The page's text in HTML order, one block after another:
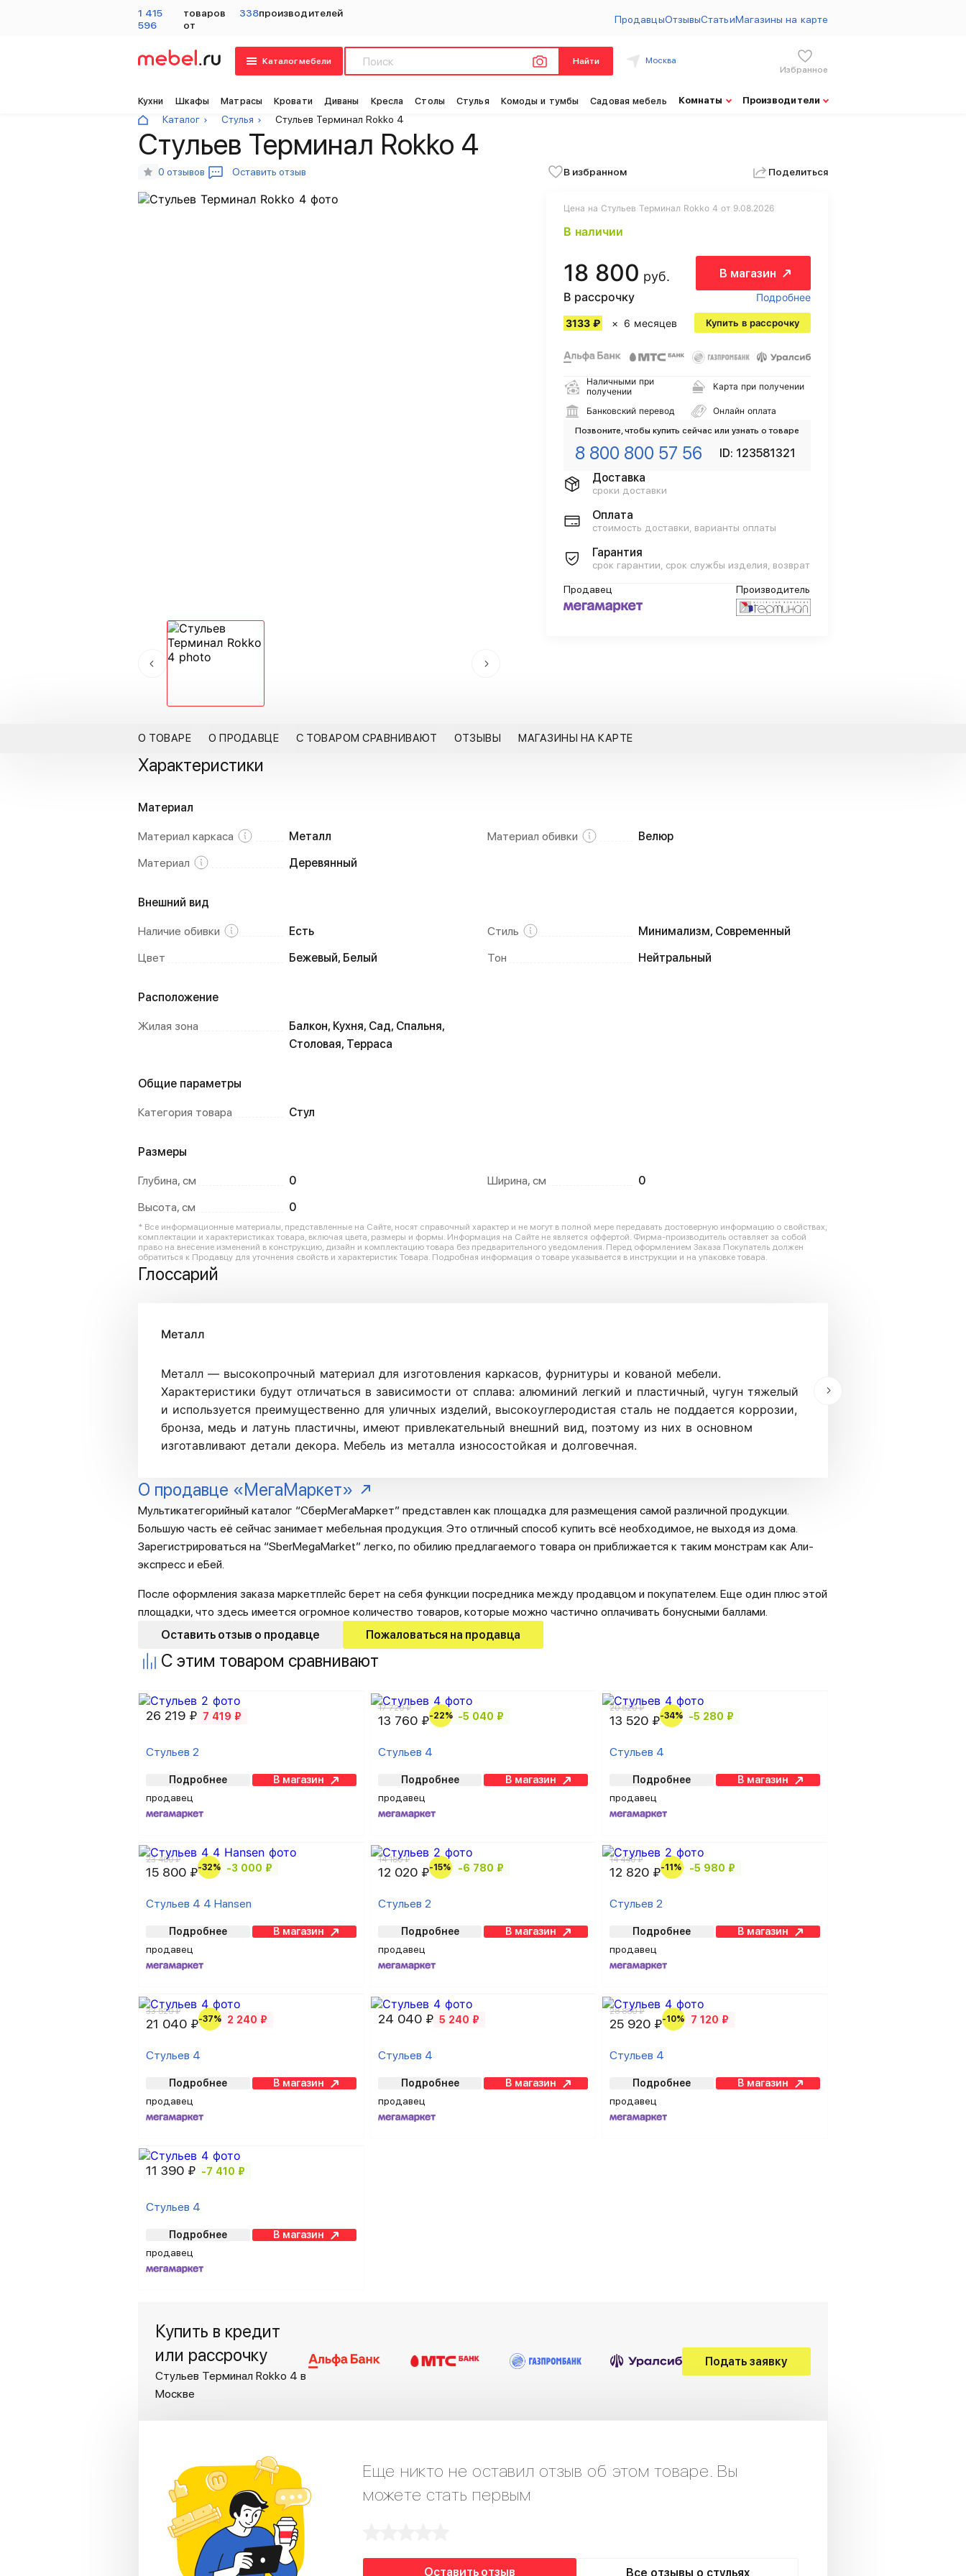
1 415
596
товаров
от
338производителей
ПродавцыОтзывыСтатьиМагазины на карте
Каталог мебели Найти
Москва
Избранное
Кухни Шкафы Матрасы Кровати Диваны Кресла Столы Стулья Комоды и тумбы Садовая мебель Комнаты Производители
Каталог Стулья Стульев Терминал Rokko 4
Стульев Терминал Rokko 4
0 отзывов Оставить отзыв В избранном Поделиться
Цена на Стульев Терминал Rokko 4 от 9.08.2026
В наличии
18 800 руб. В магазин
В рассрочку Подробнее
3133 ₽ 6 месяцев Купить в рассрочку
Наличными при
получении
Карта при получении
Банковский перевод Онлайн оплата
Позвоните, чтобы купить сейчас или узнать о товаре
8 800 800 57 56
ID: 123581321
Доставка
сроки доставки
Оплата
стоимость доставки, варианты оплаты
Гарантия
срок гарантии, срок службы изделия, возврат
Продавец Производитель
О ТОВАРЕ О ПРОДАВЦЕ С ТОВАРОМ СРАВНИВАЮТ ОТЗЫВЫ МАГАЗИНЫ НА КАРТЕ
Характеристики
Материал
Материал каркаса Металл Материал обивки
Велюр
Материал
Деревянный
Внешний вид
Наличие обивки Есть Стиль
Минимализм, Современный
Цвет
Бежевый, Белый Тон Нейтральный
Расположение
Жилая зона
Балкон, Кухня, Сад, Спальня,
Столовая, Терраса
Общие параметры
Категория товара Стул
Размеры
Глубина, см 0 Ширина, см
0
Высота, см
0
* Все информационные материалы, представленные на Сайте, носят справочный характер и не могут в полной мере передавать достоверную информацию о свойствах,
комплектации и характеристиках товара, включая цвета, размеры и формы. Информация на Сайте не является оффертой. Фирма-производитель оставляет за собой
право на внесение изменений в конструкцию, дизайн и комплектацию товара без предварительного уведомления. Перед оформлением Заказа Покупатель должен
обратиться к Продавцу для уточнения свойств и характеристик Товара. Подробная информация о товаре указывается в инструкции и на упаковке товара.
Глоссарий
Металл
Металл — высокопрочный материал для изготовления каркасов, фурнитуры и кованой мебели.
Характеристики будут отличаться в зависимости от сплава: алюминий легкий и пластичный, чугун тяжелый
и используется преимущественно для уличных изделий, высокоуглеродистая сталь не поддается коррозии,
бронза, медь и латунь пластичны, имеют привлекательный внешний вид, поэтому из них в основном
изготавливают детали декора. Мебель из металла износостойкая и долговечная.
О продавце «МегаМаркет»
Оставить отзыв о продавце Пожаловаться на продавца
Мультикатегорийный каталог “СберМегаМаркет” представлен как площадка для размещения самой различной продукции.
Большую часть её сейчас занимает мебельная продукция. Это отличный способ купить всё необходимое, не выходя из дома.
Зарегистрироваться на “SberMegaMarket” легко, по обилию предлагаемого товара он приближается к таким монстрам как Али-
экспресс и еБей.
После оформления заказа маркетплейс берет на себя функции посредника между продавцом и покупателем. Еще один плюс этой
площадки, что здесь имеется огромное количество товаров, которые можно частично оплачивать бонусными баллами.
С этим товаром сравнивают
26 219 ₽ 7 419 ₽
Стульев 2
Подробнее
В магазин
продавец
17 720 ₽
13 760 ₽-22% -5 040 ₽
Стульев 4
Подробнее
В магазин
продавец
20 520 ₽
13 520 ₽-34% -5 280 ₽
Стульев 4
Подробнее
В магазин
продавец
23 400 ₽
15 800 ₽-32% -3 000 ₽
Стульев 4 4 Hansen
Подробнее
В магазин
продавец
14 180 ₽
12 020 ₽-15% -6 780 ₽
Стульев 2
Подробнее
В магазин
продавец
14 440 ₽
12 820 ₽-11% -5 980 ₽
Стульев 2
Подробнее
В магазин
продавец
33 520 ₽
21 040 ₽-37% 2 240 ₽
Стульев 4
Подробнее
В магазин
продавец
24 040 ₽ 5 240 ₽
Стульев 4
Подробнее
В магазин
продавец
28 880 ₽
25 920 ₽-10% 7 120 ₽
Стульев 4
Подробнее
В магазин
продавец
11 390 ₽ -7 410 ₽
Стульев 4
Подробнее
В магазин
продавец
Купить в кредит
или рассрочку
Стульев Терминал Rokko 4 в
Москве
Подать заявку
Еще никто не оставил отзыв об этом товаре. Вы
можете стать первым
Оставить отзыв Все отзывы о стульях